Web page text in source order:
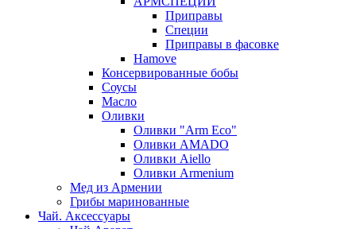
Приправы
Специи
Приправы в фасовке
Hamove
Консервированные бобы
Соусы
Масло
Оливки
Оливки "Arm Eco"
Оливки AMADO
Оливки Aiello
Оливки Armenium
Мед из Армении
Грибы маринованные
Чай. Аксессуары